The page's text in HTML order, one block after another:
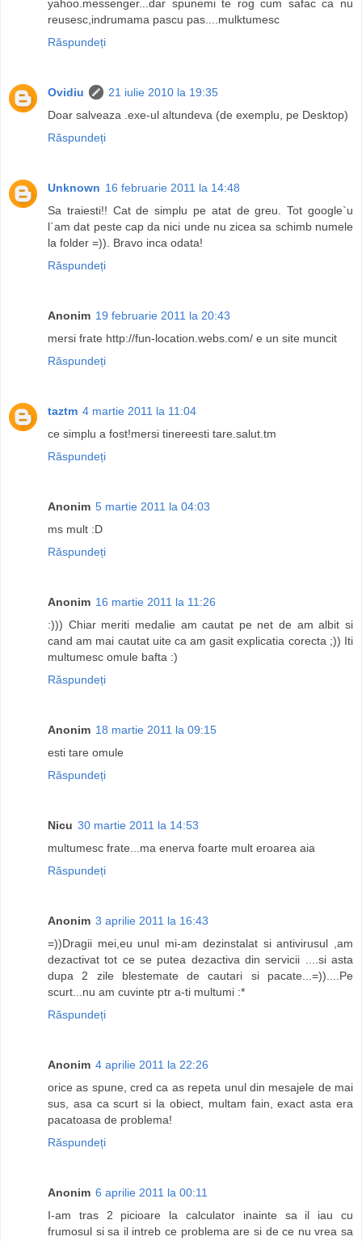
yahoo.messenger...dar spunemi te rog cum safac ca nu
reusesc,indrumama pascu pas....mulktumesc
Răspundeți
Ovidiu
21 iulie 2010 la 19:35
Doar salveaza .exe-ul altundeva (de exemplu, pe Desktop)
Răspundeți
Unknown 16 februarie 2011 la 14:48
Sa traiesti!! Cat de simplu pe atat de greu. Tot google`u
l`am dat peste cap da nici unde nu zicea sa schimb numele
la folder =)). Bravo inca odata!
Răspundeți
Anonim 19 februarie 2011 la 20:43
mersi frate http://fun-location.webs.com/ e un site muncit
Răspundeți
taztm 4 martie 2011 la 11:04
ce simplu a fost!mersi tinereesti tare.salut.tm
Răspundeți
Anonim 5 martie 2011 la 04:03
ms mult :D
Răspundeți
Anonim 16 martie 2011 la 11:26
:))) Chiar meriti medalie am cautat pe net de am albit si
cand am mai cautat uite ca am gasit explicatia corecta ;)) Iti
multumesc omule bafta :)
Răspundeți
Anonim 18 martie 2011 la 09:15
esti tare omule
Răspundeți
Nicu 30 martie 2011 la 14:53
multumesc frate...ma enerva foarte mult eroarea aia
Răspundeți
Anonim 3 aprilie 2011 la 16:43
=))Dragii mei,eu unul mi-am dezinstalat si antivirusul ,am
dezactivat tot ce se putea dezactiva din servicii ....si asta
dupa 2 zile blestemate de cautari si pacate...=))....Pe
scurt...nu am cuvinte ptr a-ti multumi :*
Răspundeți
Anonim 4 aprilie 2011 la 22:26
orice as spune, cred ca as repeta unul din mesajele de mai
sus, asa ca scurt si la obiect, multam fain, exact asta era
pacatoasa de problema!
Răspundeți
Anonim 6 aprilie 2011 la 00:11
I-am tras 2 picioare la calculator inainte sa il iau cu
frumosul si sa il intreb ce problema are si de ce nu vrea sa